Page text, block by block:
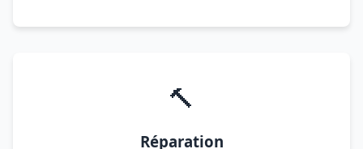
🔨
Réparation